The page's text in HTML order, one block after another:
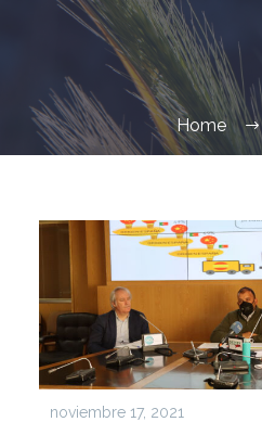
Home
noviembre 17, 2021